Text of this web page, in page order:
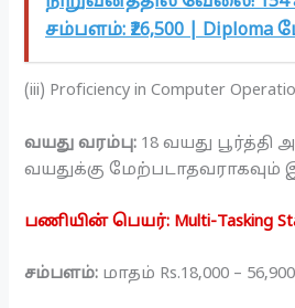
சம்பளம்: ₹26,500 | Diploma
(iii) Proficiency in Computer
வயது வரம்பு: 18 வயது பூர்த்தி
வயதுக்கு
பணியின் பெயர்: Multi-Tasking
சம்பளம்: மாதம் Rs.18,000 –